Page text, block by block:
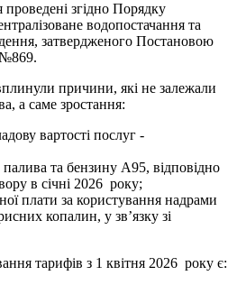
згідно Порядку
водопостачання та
затвердженого Постановою
причини, які не залежали
а саме зростання:
вартості послуг -
палива та бензину А95, відповідно
в січні 2026 року;
плати за користування надрами
копалин, у зв’язку зі
тарифів з 1 квітня 2026 року є: